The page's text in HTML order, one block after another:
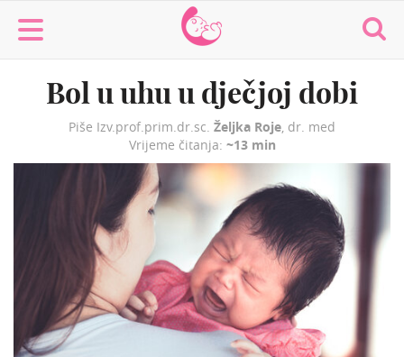
MaminaMaza
Bol u uhu u dječjoj dobi
Piše Izv.prof.prim.dr.sc. Željka Roje, dr. med
Vrijeme čitanja: ~13 min